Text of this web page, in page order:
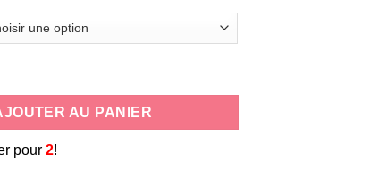
support de téléphone magnétique universel
AU PANIER
pour2!